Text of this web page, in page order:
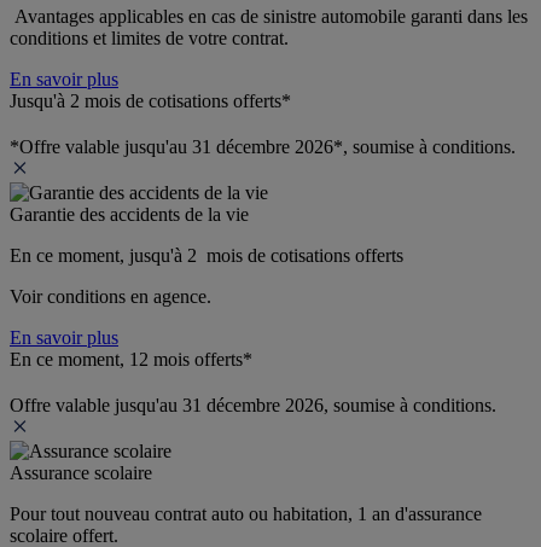
Avantages applicables en cas de sinistre automobile garanti dans les
conditions et limites de votre contrat.
En savoir plus
Jusqu'à 2 mois de cotisations offerts*
*Offre valable jusqu'au 31 décembre 2026*, soumise à conditions.
Garantie des accidents de la vie
En ce moment, jusqu'à 2  mois de cotisations offerts
Voir conditions en agence.
En savoir plus
En ce moment, 12 mois offerts*
Offre valable jusqu'au 31 décembre 2026, soumise à conditions.
Assurance scolaire
Pour tout nouveau contrat auto ou habitation, 1 an d'assurance
scolaire offert.